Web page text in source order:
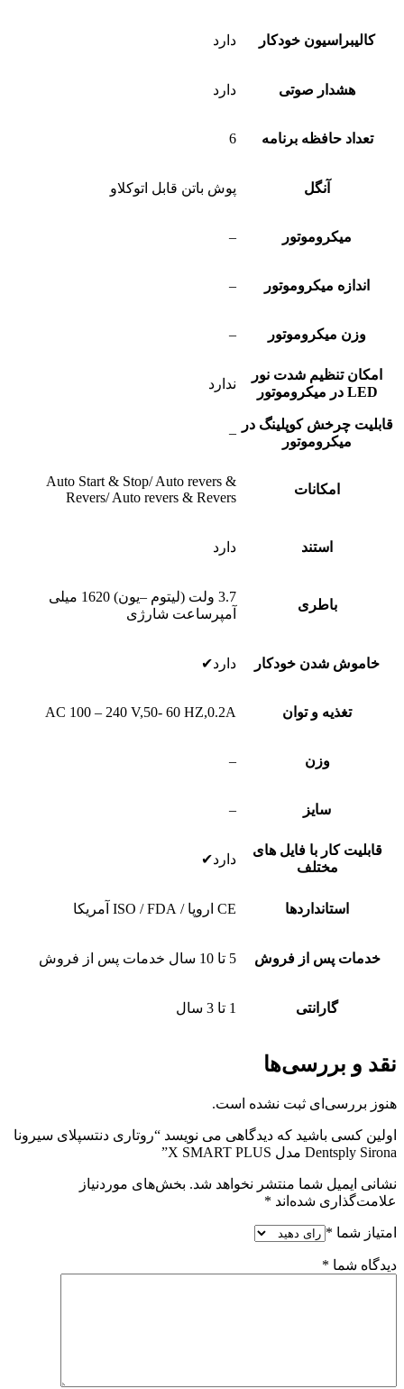
کالیبراسیون خودکار دارد
هشدار صوتی دارد
تعداد حافظه برنامه 6
آنگل پوش باتن قابل اتوکلاو
میکروموتور –
اندازه میکروموتور –
وزن میکروموتور –
امکان تنظیم شدت نور
LED در میکروموتور
ندارد
قابلیت چرخش کوپلینگ در
میکروموتور
–
امکانات
Auto Start & Stop/ Auto revers &
Revers/ Auto revers & Revers
استند دارد
باطری
3.7 ولت (لیتوم –یون) 1620 میلی
آمپرساعت شارژی
خاموش شدن خودکار دارد✔
تغذیه و توان AC 100 – 240 V,50- 60 HZ,0.2A
وزن –
سایز –
قابلیت کار با فایل های
مختلف
دارد✔
استانداردها CE اروپا / ISO / FDA آمریکا
خدمات پس از فروش 5 تا 10 سال خدمات پس از فروش
گارانتی 1 تا 3 سال
نقد و بررسی‌ها
هنوز بررسی‌ای ثبت نشده است.
اولین کسی باشید که دیدگاهی می نویسد “روتاری دنتسپلای سیرونا
Dentsply Sirona مدل X SMART PLUS”
نشانی ایمیل شما منتشر نخواهد شد. بخش‌های موردنیاز
علامت‌گذاری شده‌اند *
امتیاز شما *
دیدگاه شما *